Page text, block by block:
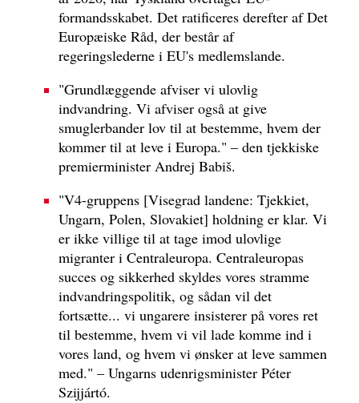
formandsskabet. Det ratificeres derefter af Det
Europæiske Råd, der består af
regeringslederne i EU's medlemslande.
"Grundlæggende afviser vi ulovlig
indvandring. Vi afviser også at give
smuglerbander lov til at bestemme, hvem der
kommer til at leve i Europa." – den tjekkiske
premierminister Andrej Babiš.
"V4-gruppens [Visegrad landene: Tjekkiet,
Ungarn, Polen, Slovakiet] holdning er klar. Vi
er ikke villige til at tage imod ulovlige
migranter i Centraleuropa. Centraleuropas
succes og sikkerhed skyldes vores stramme
indvandringspolitik, og sådan vil det
fortsætte... vi ungarere insisterer på vores ret
til bestemme, hvem vi vil lade komme ind i
vores land, og hvem vi ønsker at leve sammen
med." – Ungarns udenrigsminister Péter
Szijjártó.